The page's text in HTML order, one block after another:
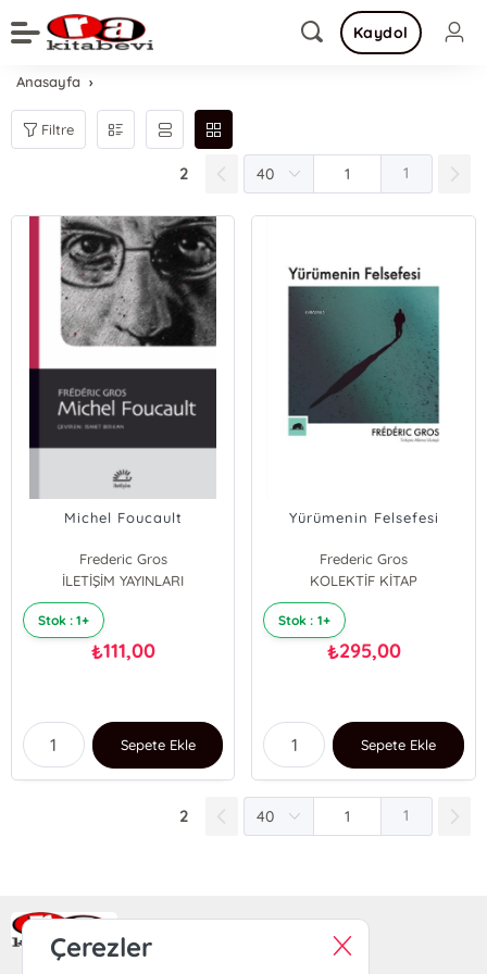
Kaydol
Anasayfa
Filtre
2 1
Michel Foucault
Frederic Gros
İLETİŞİM YAYINLARI
Stok : 1+
₺111,00
Sepete Ekle
Yürümenin Felsefesi
Frederic Gros
KOLEKTİF KİTAP
Stok : 1+
₺295,00
Sepete Ekle
2 1
Ra Yayın Kitabevi
Çerezler